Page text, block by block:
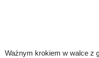
Ważnym krokiem w walce z